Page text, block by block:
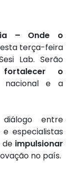
– Onde o
terça-feira
Lab. Serão
fortalecer o
nacional e a
entre
especialistas
deimpulsionar
no país.